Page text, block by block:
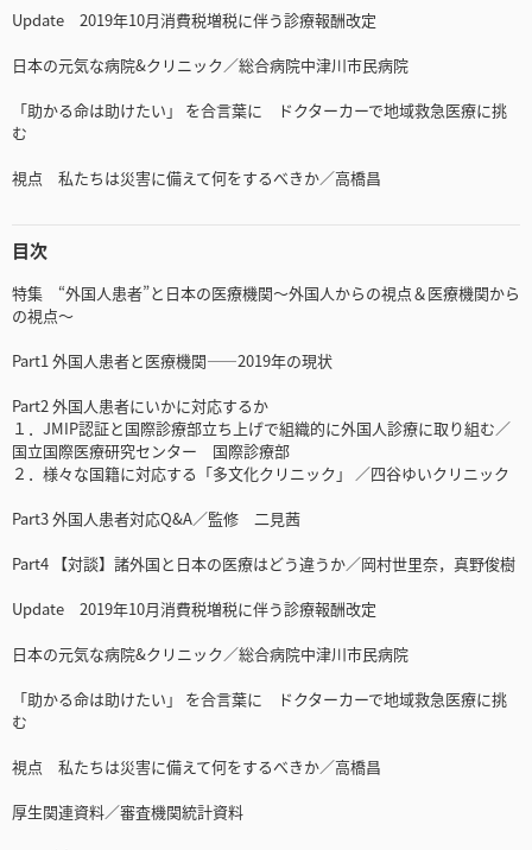
Update 2019年10月消費税増税に伴う診療報酬改定
日本の元気な病院&クリニック／総合病院中津川市民病院
「助かる命は助けたい」 を合言葉に ドクターカーで地域救急医療に挑
む
視点 私たちは災害に備えて何をするべきか／高橋昌
目次
特集 “外国人患者”と日本の医療機関～外国人からの視点＆医療機関から
の視点～
Part1 外国人患者と医療機関――2019年の現状
Part2 外国人患者にいかに対応するか
１．JMIP認証と国際診療部立ち上げで組織的に外国人診療に取り組む／
国立国際医療研究センター 国際診療部
２．様々な国籍に対応する「多文化クリニック」 ／四谷ゆいクリニック
Part3 外国人患者対応Q&A／監修 二見茜
Part4 【対談】諸外国と日本の医療はどう違うか／岡村世里奈，真野俊樹
Update 2019年10月消費税増税に伴う診療報酬改定
日本の元気な病院&クリニック／総合病院中津川市民病院
「助かる命は助けたい」 を合言葉に ドクターカーで地域救急医療に挑
む
視点 私たちは災害に備えて何をするべきか／高橋昌
厚生関連資料／審査機関統計資料